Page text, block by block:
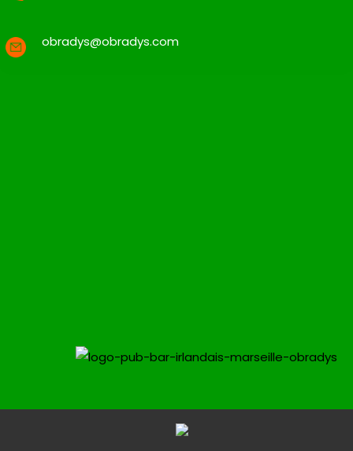
obradys@obradys.com